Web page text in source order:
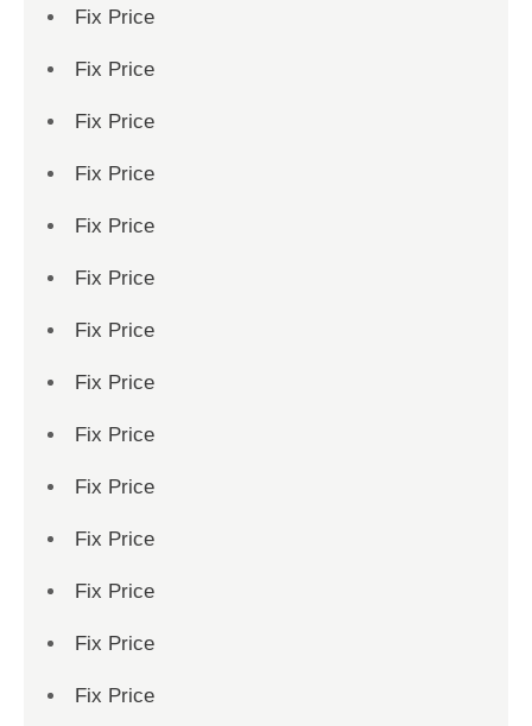
Fix Price
Fix Price
Fix Price
Fix Price
Fix Price
Fix Price
Fix Price
Fix Price
Fix Price
Fix Price
Fix Price
Fix Price
Fix Price
Fix Price